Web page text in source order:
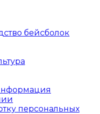
бейсболок
персональных